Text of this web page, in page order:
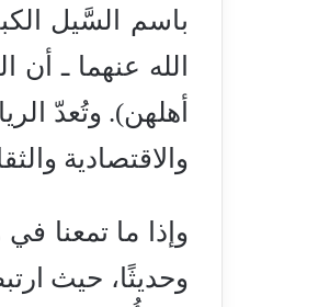
باسم السَّيل
الله عنهما ـ
أهلهن). وتُعدّ
والاقتصادية
وإذا ما تمعنا
وحديثًا، حيث